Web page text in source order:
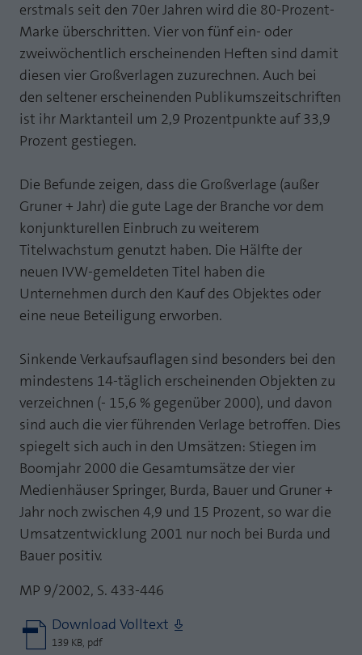
erstmals seit den 70er Jahren wird die 80-Prozent-
Marke überschritten. Vier von fünf ein- oder
zweiwöchentlich erscheinenden Heften sind damit
diesen vier Großverlagen zuzurechnen. Auch bei
den seltener erscheinenden Publikumszeitschriften
ist ihr Marktanteil um 2,9 Prozentpunkte auf 33,9
Prozent gestiegen.
Die Befunde zeigen, dass die Großverlage (außer
Gruner + Jahr) die gute Lage der Branche vor dem
konjunkturellen Einbruch zu weiterem
Titelwachstum genutzt haben. Die Hälfte der
neuen IVW-gemeldeten Titel haben die
Unternehmen durch den Kauf des Objektes oder
eine neue Beteiligung erworben.
Sinkende Verkaufsauflagen sind besonders bei den
mindestens 14-täglich erscheinenden Objekten zu
verzeichnen (- 15,6 % gegenüber 2000), und davon
sind auch die vier führenden Verlage betroffen. Dies
spiegelt sich auch in den Umsätzen: Stiegen im
Boomjahr 2000 die Gesamtumsätze der vier
Medienhäuser Springer, Burda, Bauer und Gruner +
Jahr noch zwischen 4,9 und 15 Prozent, so war die
Umsatzentwicklung 2001 nur noch bei Burda und
Bauer positiv.
MP 9/2002, S. 433-446
Download Volltext
139 KB, pdf